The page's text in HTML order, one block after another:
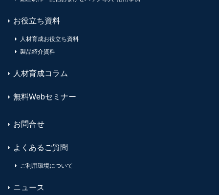
お役立ち資料
人材育成お役立ち資料
製品紹介資料
人材育成コラム
無料Webセミナー
お問合せ
よくあるご質問
ご利用環境について
ニュース